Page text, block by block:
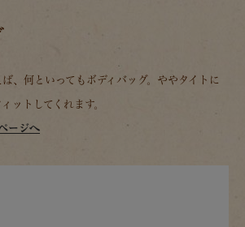
、何といってもボディバッグ。ややタイトに
ットしてくれます。
ージへ